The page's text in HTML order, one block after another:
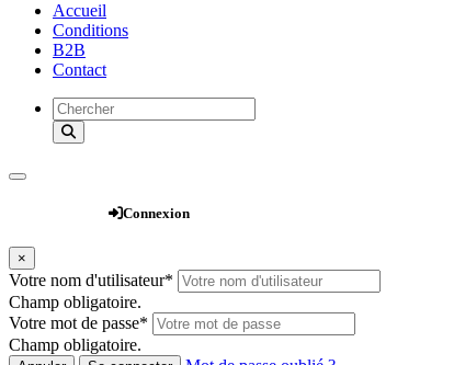
Accueil
Conditions
B2B
Contact
Connexion
×
Votre nom d'utilisateur*
Champ obligatoire.
Votre mot de passe*
Champ obligatoire.